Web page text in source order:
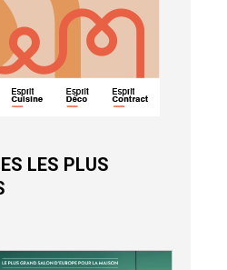
LES PLUS